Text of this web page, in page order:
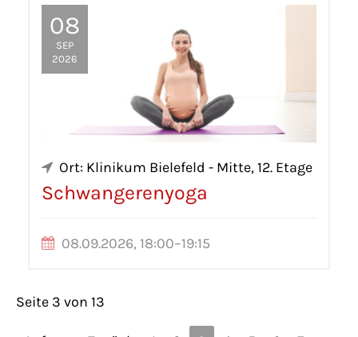
08
SEP
2026
Ort: Klinikum Bielefeld - Mitte, 12. Etage
Schwangerenyoga
08.09.2026, 18:00–19:15
Seite 3 von 13